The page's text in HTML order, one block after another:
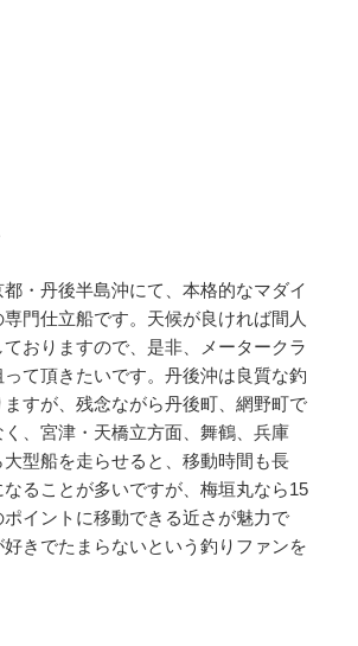
・丹後半島沖にて、本格的なマダイ
門仕立船です。天候が良ければ間人
おりますので、是非、メータークラ
て頂きたいです。丹後沖は良質な釣
ますが、残念ながら丹後町、網野町で
、宮津・天橋立方面、舞鶴、兵庫
型船を走らせると、移動時間も長
なることが多いですが、梅垣丸なら15
イントに移動できる近さが魅力で
きでたまらないという釣りファンを